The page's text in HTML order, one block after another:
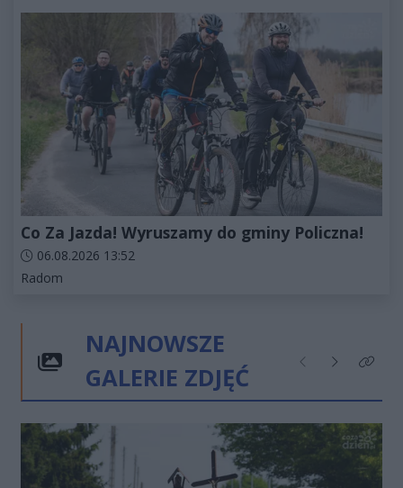
Co Za Jazda! Wyruszamy do gminy Policzna!
Data dodania artykułu:
06.08.2026 13:52
Kategorie artykułu:
Radom
NAJNOWSZE
GALERIE ZDJĘĆ
Poprzednie
NastępneKliknij